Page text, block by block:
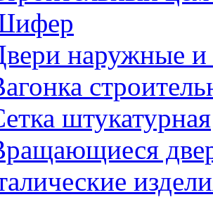
наружные и
штукатурная